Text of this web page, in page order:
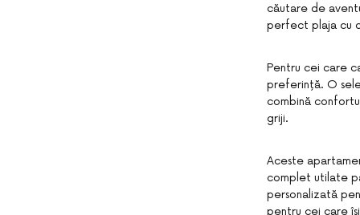
căutare de
perfect plaja cu
Pentru cei care
preferință. O
combină
griji.
Aceste
complet utilate
personalizată
pentru cei care